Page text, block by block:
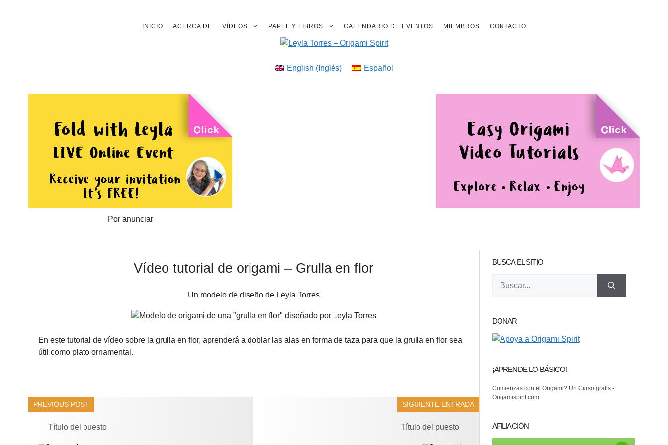
INICIO ACERCA DE VÍDEOS PAPEL Y LIBROS CALENDARIO DE EVENTOS MIEMBROS CONTACTO
English ( Inglés) Español
Por anunciar
Vídeo tutorial de origami – Grulla en flor
Un modelo de diseño de Leyla Torres
En este tutorial de vídeo sobre la grulla en flor, aprenderá a doblar las alas en forma de taza para que la grulla en flor sea
útil como plato ornamental.
PREVIOUS POST
Título del puesto
SIGUIENTE ENTRADA
Título del puesto
BUSCA EL SITIO
DONAR
¡APRENDE LO BÁSICO!
Comienzas con el Origami? Un Curso gratis -
Origamispirit.com
AFILIACIÓN